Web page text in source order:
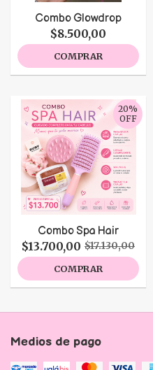
Combo Glowdrop
$8.500,00
COMPRAR
20%
OFF
Combo Spa Hair
$13.700,00 $17.130,00
COMPRAR
Medios de pago